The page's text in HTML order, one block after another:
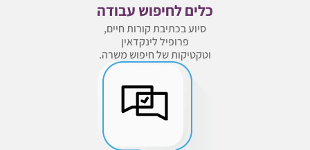
כלים לחיפוש עבודה
סיוע בכתיבת קורות חיים,
פרופיל לינקדאין
וטקטיקות של חיפוש משרה.